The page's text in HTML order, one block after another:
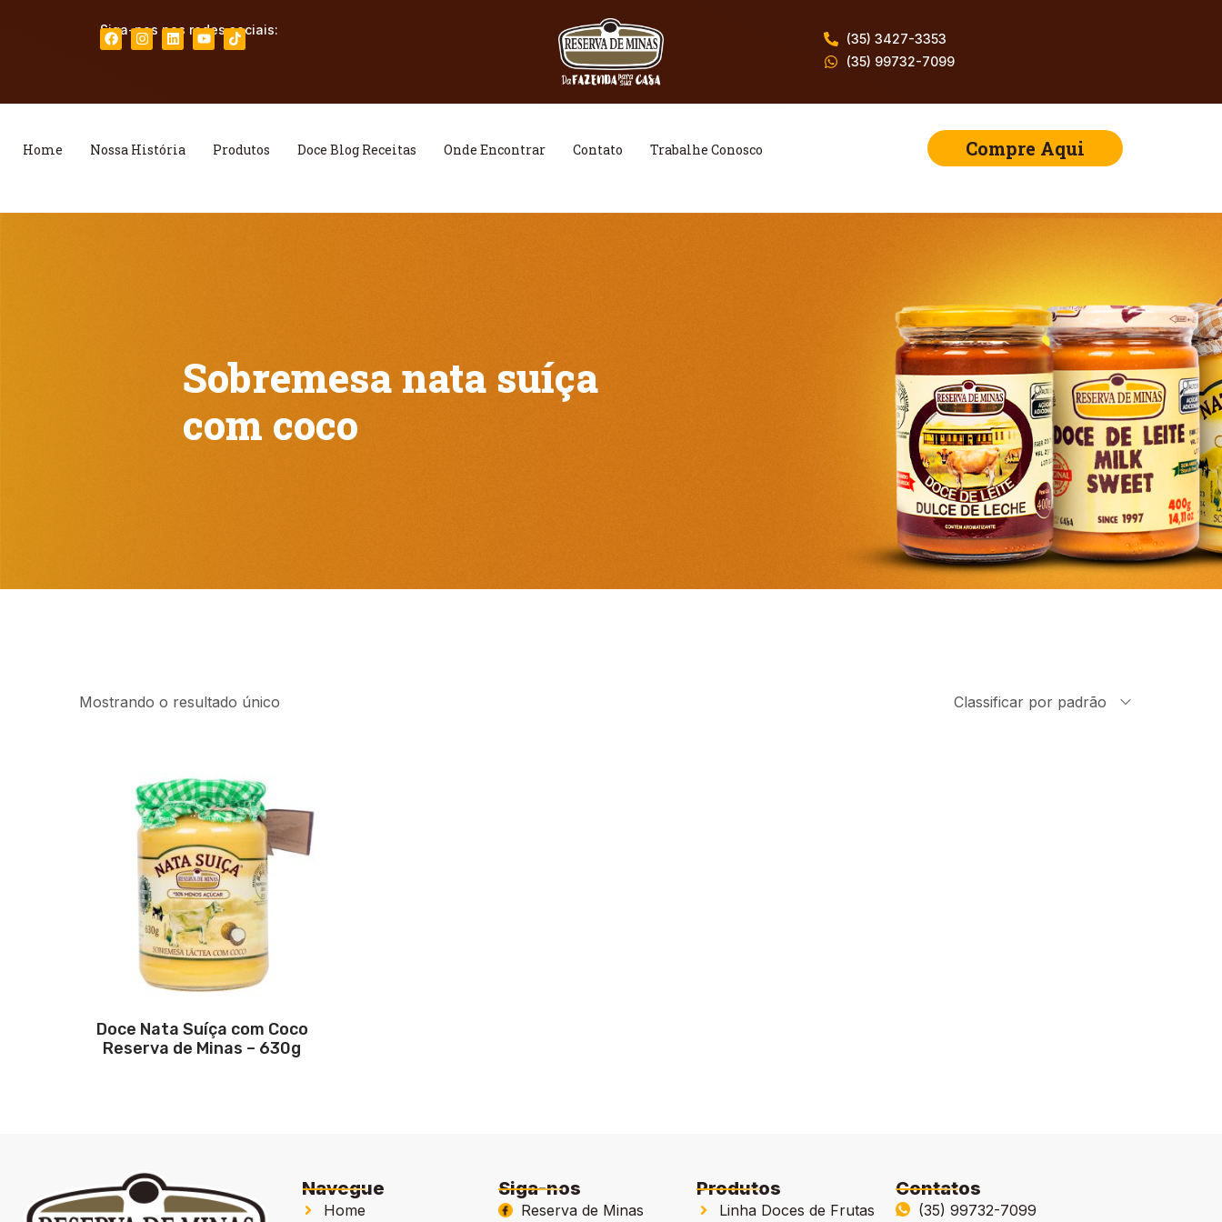
Siga-nos nas redes sociais:
(35) 3427-3353
(35) 99732-7099
Home Nossa História Produtos Doce Blog Receitas Onde Encontrar Contato Trabalhe Conosco Compre Aqui
Sobremesa nata suíça
com coco
Mostrando o resultado único Classificar por padrão
Doce Nata Suíça com Coco
Reserva de Minas – 630g
Navegue
Home
Siga-nos
Reserva de Minas
Produtos
Linha Doces de Frutas
Contatos
(35) 99732-7099